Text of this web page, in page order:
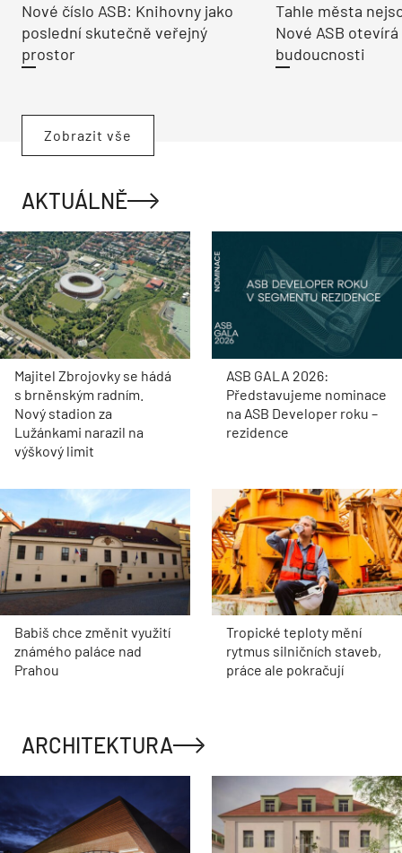
Nové číslo ASB: Knihovny jako
poslední skutečně veřejný
prostor
Tahle města
Nové ASB
budoucnosti
Zobrazit vše
AKTUÁLNĚ
Majitel Zbrojovky se hádá
s brněnským radním.
Nový stadion za
Lužánkami narazil na
výškový limit
ASB GALA 2026:
Představujeme nominace
na ASB Developer roku –
rezidence
Babiš chce změnit využití
známého paláce nad
Prahou
Tropické teploty mění
rytmus silničních staveb,
práce ale pokračují
ARCHITEKTURA